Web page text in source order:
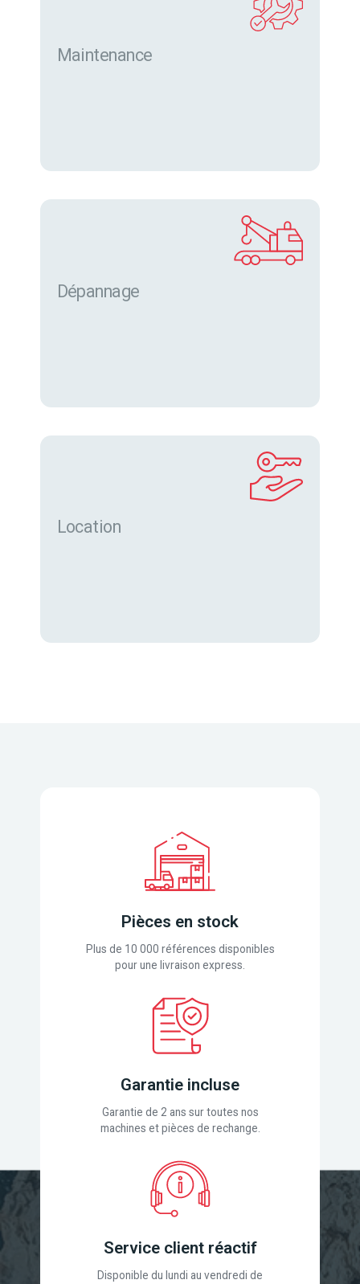
Maintenance
Dépannage
Location
Pièces en stock
Plus de 10 000 références disponibles
pour une livraison express.
Garantie incluse
Garantie de 2 ans sur toutes nos
machines et pièces de rechange.
Service client réactif
Disponible du lundi au vendredi de